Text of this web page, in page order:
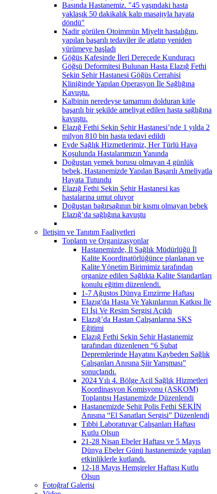
Basında Hastanemiz. "45 yaşındaki hasta
yaklaşık 50 dakikalık kalp masajıyla hayata
döndü"
Nadir görülen Otoimmün Miyelit hastalığını,
yapılan başarılı tedaviler ile atlatıp yeniden
yürümeye başladı
Göğüs Kafesinde İleri Derecede Kunduracı
Göğsü Deformitesi Bulunan Hasta Elazığ Fethi
Sekin Şehir Hastanesi Göğüs Cerrahisi
Kliniğinde Yapılan Operasyon İle Sağlığına
Kavuştu.
Kalbinin neredeyse tamamını dolduran kitle
başarılı bir şekilde ameliyat edilen hasta sağlığına
kavuştu.
Elazığ Fethi Sekin Şehir Hastanesi’nde 1 yılda 2
milyon 810 bin hasta tedavi edildi
Evde Sağlık Hizmetlerimiz, Her Türlü Hava
Koşulunda Hastalarımızın Yanında
Doğuştan yemek borusu olmayan 4 günlük
bebek, Hastanemizde Yapılan Başarılı Ameliyatla
Hayata Tutundu
Elazığ Fethi Sekin Şehir Hastanesi kas
hastalarına umut oluyor
Doğuştan bağırsağının bir kısmı olmayan bebek
Elazığ’da sağlığına kavuştu
İletişim ve Tanıtım Faaliyetleri
Toplantı ve Organizasyonlar
Hastanemizde, İl Sağlık Müdürlüğü İl
Kalite Koordinatörlüğünce planlanan ve
Kalite Yönetim Birimimiz tarafından
organize edilen Sağlıkta Kalite Standartları
konulu eğitim düzenlendi.
1-7 Ağustos Dünya Emzirme Haftası
Elazıg'da Hasta Ve Yakınlarının Katkısı İle
El İşi Ve Resim Sergisi Açıldı
Elazığ’da Hastan Çalışanlarına SKS
Eğitimi
Elazığ Fethi Sekin Şehir Hastanemiz
tarafından düzenlenen “6 Şubat
Depremlerinde Hayatını Kaybeden Sağlık
Çalışanları Anısına Şiir Yarışması”
sonuçlandı.
2024 Yılı 4. Bölge Acil Sağlık Hizmetleri
Koordinasyon Komisyonu (ASKOM)
Toplantısı Hastanemizde Düzenlendi
Hastanemizde Şehit Polis Fethi SEKİN
Anısına “El Sanatları Sergisi” Düzenlendi
Tıbbi Laboratuvar Çalışanları Haftası
Kutlu Olsun
21-28 Nisan Ebeler Haftası ve 5 Mayıs
Dünya Ebeler Günü hastanemizde yapılan
etkinliklerle kutlandı.
12-18 Mayıs Hemşireler Haftası Kutlu
Olsun
Fotoğraf Galerisi